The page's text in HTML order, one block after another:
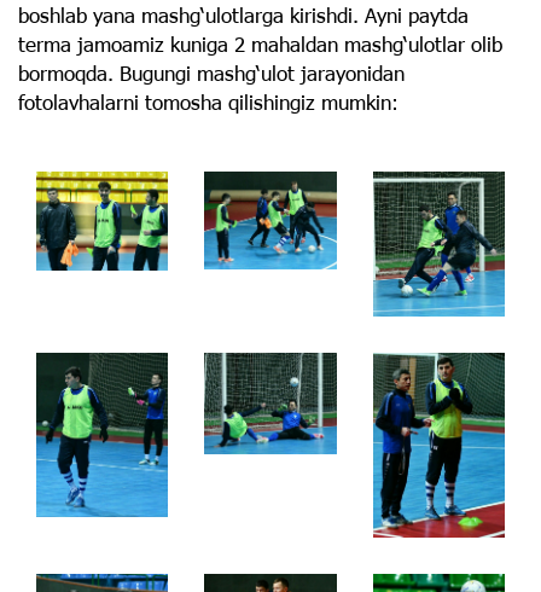
boshlab yana mashg‘ulotlarga kirishdi. Ayni paytda
terma jamoamiz kuniga 2 mahaldan mashg‘ulotlar olib
bormoqda. Bugungi mashg‘ulot jarayonidan
fotolavhalarni tomosha qilishingiz mumkin: